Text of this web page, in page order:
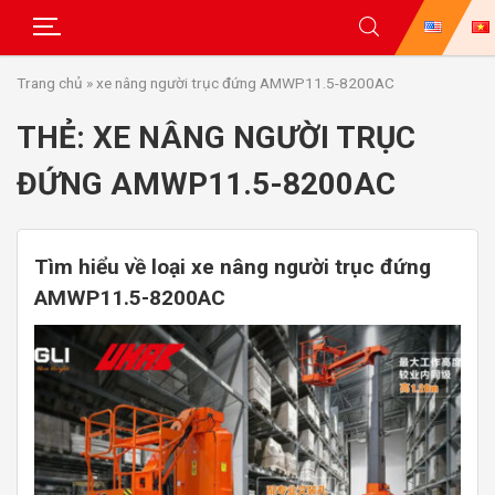
Trang chủ »xe nâng người trục đứng AMWP11.5-8200AC
THẺ: XE NÂNG NGƯỜI TRỤC
ĐỨNG AMWP11.5-8200AC
Tìm hiểu về loại xe nâng người trục đứng
AMWP11.5-8200AC